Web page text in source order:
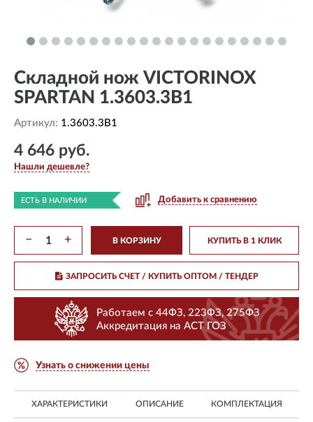
Складной нож VICTORINOX
SPARTAN 1.3603.3B1
Артикул: 1.3603.3B1
4 646 руб.
Нашли дешевле?
ЕСТЬ В НАЛИЧИИ Добавить к сравнению
− + В КОРЗИНУ КУПИТЬ В 1 КЛИК
ЗАПРОСИТЬ СЧЕТ / КУПИТЬ ОПТОМ/ ТЕНДЕР
Работаем с 44ФЗ, 223ФЗ, 275ФЗ
Аккредитация на АСТ ГОЗ
Узнать о снижении цены
ХАРАКТЕРИСТИКИ ОПИСАНИЕ КОМПЛЕКТАЦИЯ